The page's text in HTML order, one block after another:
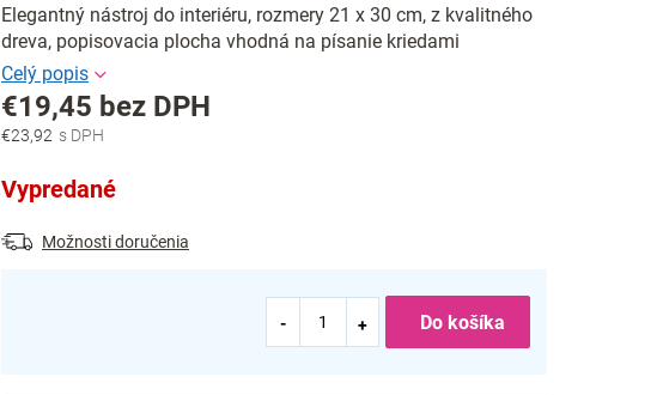
Elegantný nástroj do interiéru, rozmery 21 x 30 cm, z kvalitného
dreva, popisovacia plocha vhodná na písanie kriedami
€23,92
€19,45 bez DPH
Jednotková
Vypredané
Možnosti doručenia
Do košíka